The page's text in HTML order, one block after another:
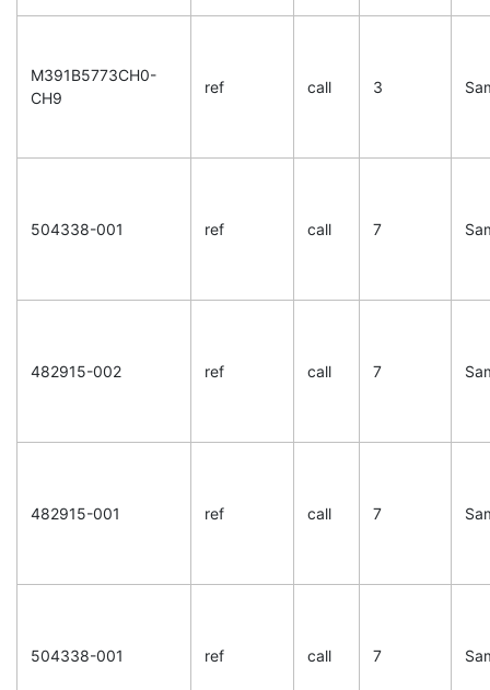
M391B5773CH0-
CH9
ref call 3
504338-001 ref call 7
482915-002 ref call 7
482915-001 ref call 7
504338-001 ref call 7